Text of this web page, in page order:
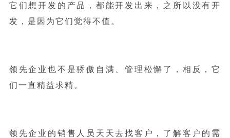
它们想开发的产品，都能开发出来，之所以没有开
发，是因为它们觉得不值。
领先企业也不是骄傲自满、管理松懈了，相反，它
们一直精益求精。
领先企业的销售人员天天去找客户，了解客户的需